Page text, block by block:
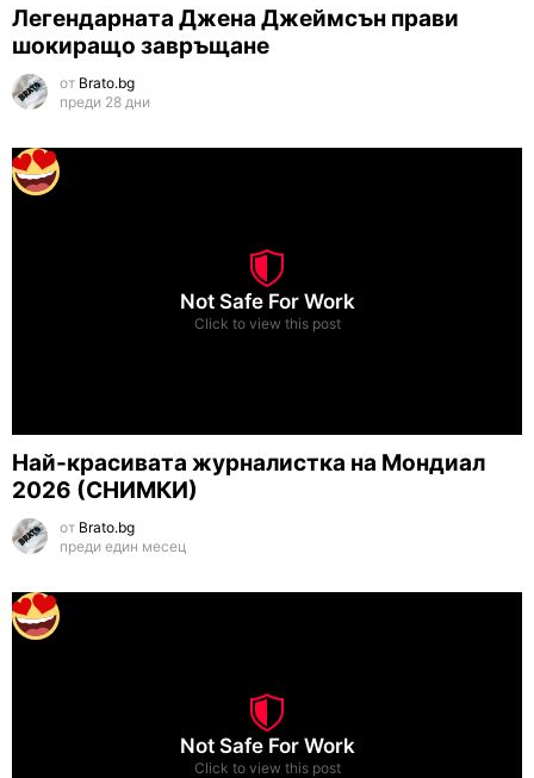
Легендарната Джена Джеймсън прави
шокиращо завръщане
от Brato.bg
преди 28 дни
Not Safe For Work
Click to view this post
Най-красивата журналистка на Мондиал
2026 (СНИМКИ)
от Brato.bg
преди един месец
Not Safe For Work
Click to view this post